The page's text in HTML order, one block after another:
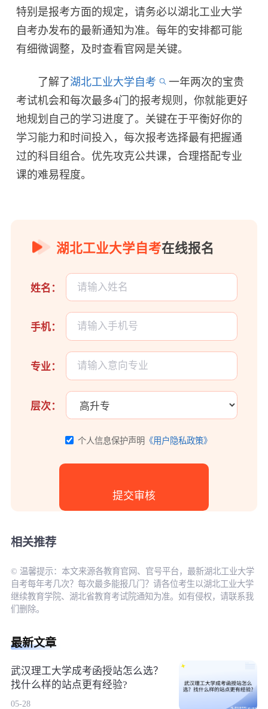
特别是报考方面的规定，请务必以湖北工业大学
自考办发布的最新通知为准。每年的安排都可能
有细微调整，及时查看官网是关键。
了解了湖北工业大学自考
一年两次的宝贵
考试机会和每次最多4门的报考规则，你就能更好
地规划自己的学习进度了。关键在于平衡好你的
学习能力和时间投入，每次报考选择最有把握通
过的科目组合。优先攻克公共课，合理搭配专业
课的难易程度。
湖北工业大学自考在线报名
姓名：
手机：
专业：
层次：
个人信息保护声明 《用户隐私政策》
相关推荐
© 温馨提示：本文来源各教育官网、官号平台，最新湖北工业大学
自考每年考几次？每次最多能报几门？请各位考生以湖北工业大学
继续教育学院、湖北省教育考试院通知为准。如有侵权，请联系我
们删除。
最新文章
武汉理工大学成考函授站怎么选？
找什么样的站点更有经验?
05-28